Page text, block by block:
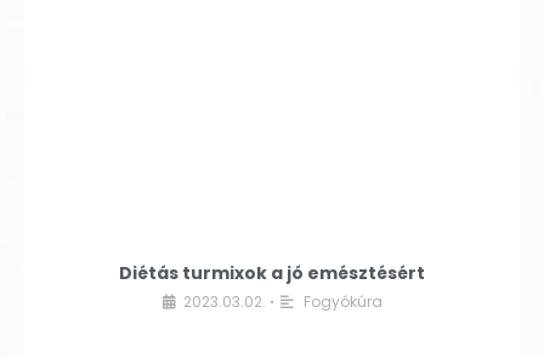
Diétás turmixok a jó emésztésért
2023.03.02. • Fogyókúra